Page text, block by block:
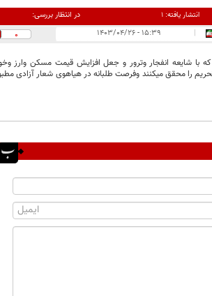
انتشار یافته:۱ در انتظار بررسی:
| ۱۵:۳۹ - ۱۴۰۳/۰۴/۲۶ 0
که با شایعه انفجار وترور و جعل افزایش قیمت مسکن
را محقق میکنند وفرصت طلبانه در هیاهوی شعار آزادی